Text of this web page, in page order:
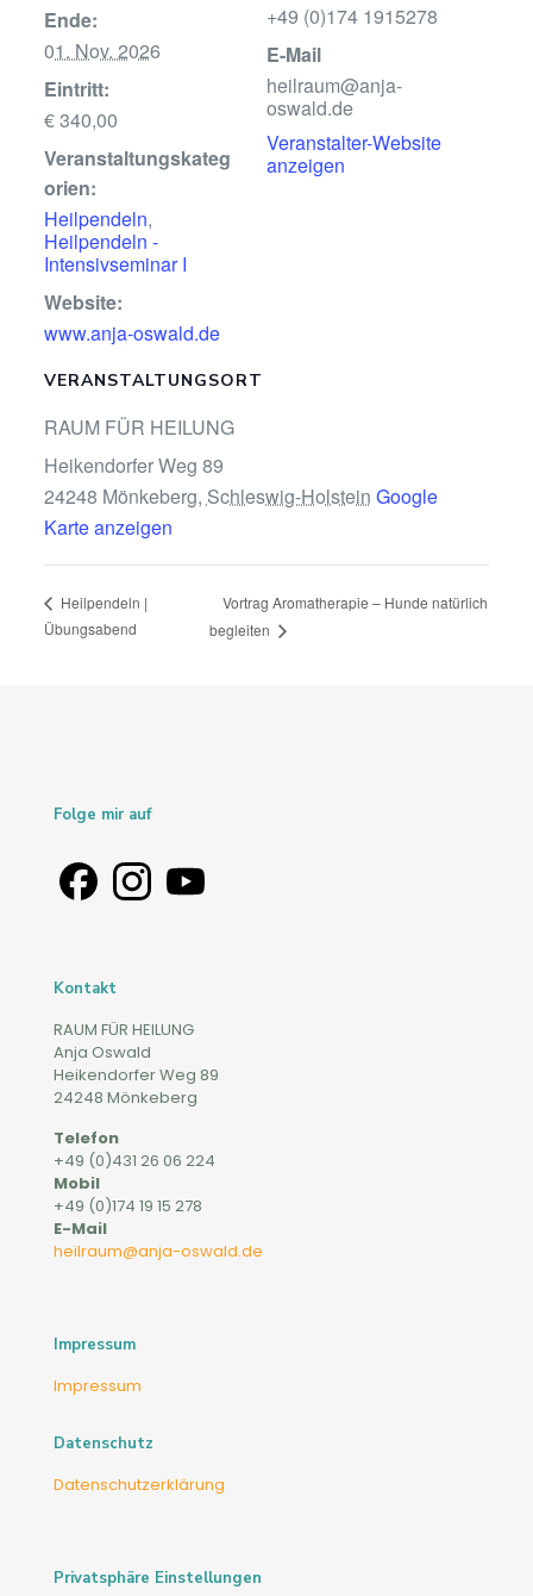
Ende:
01. Nov. 2026
Eintritt:
€ 340,00
Veranstaltungskateg
orien:
Heilpendeln,
Heilpendeln -
Intensivseminar I
Website:
www.anja-oswald.de
VERANSTALTUNGSORT
RAUM FÜR HEILUNG
Heikendorfer Weg 89
24248 Mönkeberg, Schleswig-Holstein Google
Karte anzeigen
+49 (0)174 1915278
E-Mail
heilraum@anja-
oswald.de
Veranstalter-Website
anzeigen
Heilpendeln |
Übungsabend
Vortrag Aromatherapie – Hunde natürlich
begleiten
Folge mir auf
Kontakt
RAUM FÜR HEILUNG
Anja Oswald
Heikendorfer Weg 89
24248 Mönkeberg
Telefon
+49 (0)431 26 06 224
Mobil
+49 (0)174 19 15 278
E-Mail
heilraum@anja-oswald.de
Impressum
Impressum
Datenschutz
Datenschutzerklärung
Privatsphäre Einstellungen